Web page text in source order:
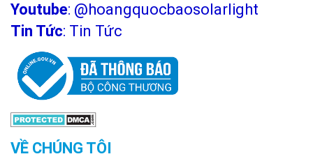
Youtube: @hoangquocbaosolarlight
Tin Tức: Tin Tức
VỀ CHÚNG TÔI